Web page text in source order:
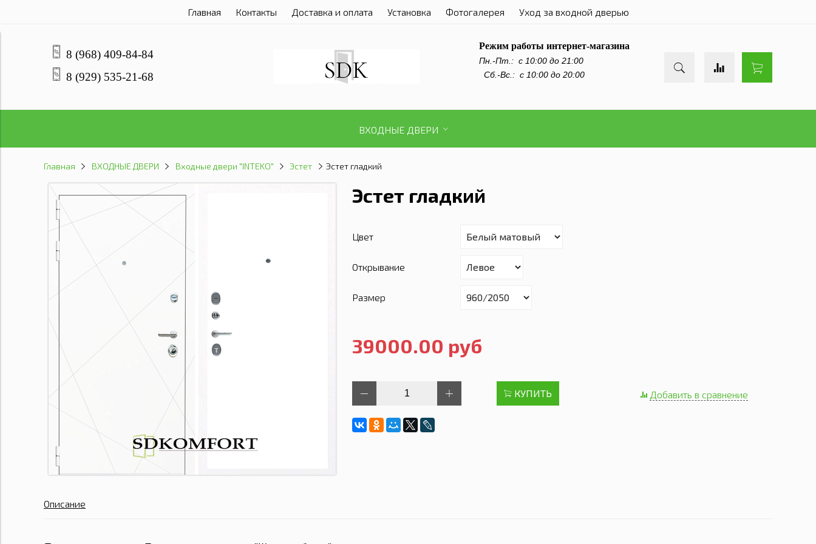
Главная Контакты Доставка и оплата Установка Фотогалерея Уход за входной дверью
8 (968) 409-84-84
8 (929) 535-21-68
Режим работы интернет-магазина
Пн.-Пт.: с 10:00 до 21:00
Сб.-Вс.: с 10:00 до 20:00
ВХОДНЫЕ ДВЕРИ
Главная ВХОДНЫЕ ДВЕРИ Входные двери "INTEKO" Эстет Эстет гладкий
Эстет гладкий
Цвет
Открывание
Размер
39000.00 руб
КУПИТЬ Добавить в сравнение
Описание